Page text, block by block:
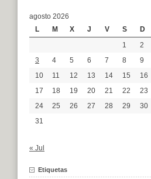
agosto 2026
L
M X J V S
D
1
2
3
4 5 6 7 8
9
10
11 12 13 14 15
16
17
18 19 20 21 22
23
24
25 26 27 28 29
30
31
« Jul
Etiquetas